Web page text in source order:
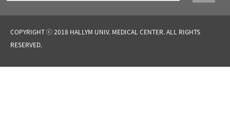
COPYRIGHT ⓒ 2018 HALLYM UNIV. MEDICAL CENTER. ALL RIGHTS
RESERVED.